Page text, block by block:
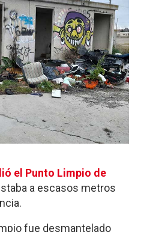
el Punto Limpio de
a escasos metros
fue desmantelado